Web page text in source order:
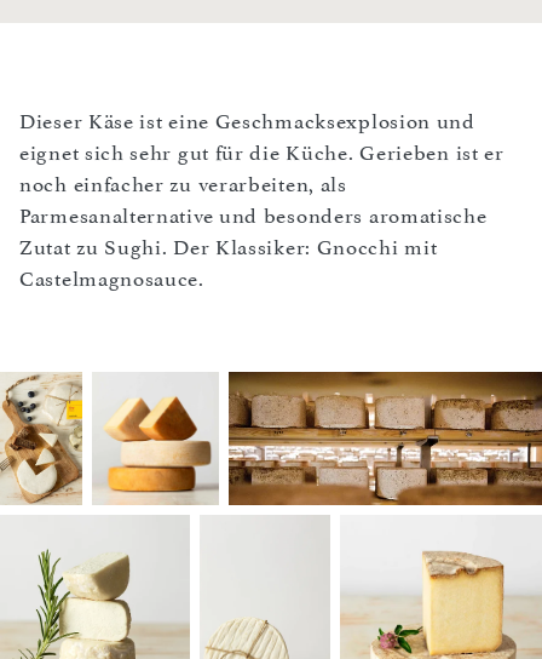
Dieser Käse ist eine Geschmacksexplosion und
eignet sich sehr gut für die Küche. Gerieben ist er
noch einfacher zu verarbeiten, als
Parmesanalternative und besonders aromatische
Zutat zu Sughi. Der Klassiker: Gnocchi mit
Castelmagnosauce.